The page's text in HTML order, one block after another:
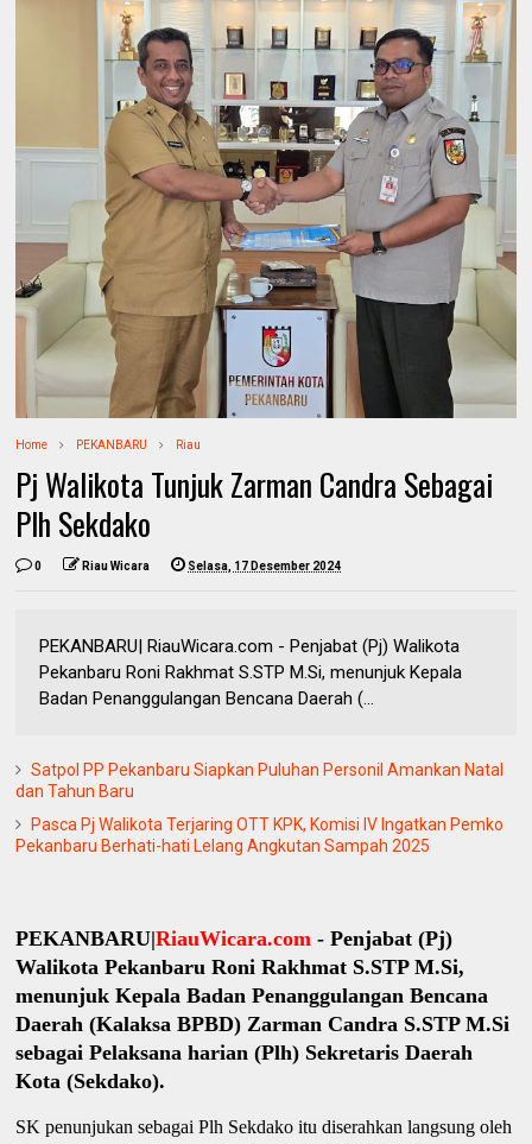
Home PEKANBARU Riau
Pj Walikota Tunjuk Zarman Candra Sebagai
Plh Sekdako
0 Riau Wicara Selasa, 17 Desember 2024
PEKANBARU| RiauWicara.com - Penjabat (Pj) Walikota
Pekanbaru Roni Rakhmat S.STP M.Si, menunjuk Kepala
Badan Penanggulangan Bencana Daerah (...
Satpol PP Pekanbaru Siapkan Puluhan Personil Amankan Natal
dan Tahun Baru
Pasca Pj Walikota Terjaring OTT KPK, Komisi IV Ingatkan Pemko
Pekanbaru Berhati-hati Lelang Angkutan Sampah 2025
PEKANBARU|RiauWicara.com - Penjabat (Pj)
Walikota Pekanbaru Roni Rakhmat S.STP M.Si,
menunjuk Kepala Badan Penanggulangan Bencana
Daerah (Kalaksa BPBD) Zarman Candra S.STP M.Si
sebagai Pelaksana harian (Plh) Sekretaris Daerah
Kota (Sekdako).
SK penunjukan sebagai Plh Sekdako itu diserahkan langsung oleh